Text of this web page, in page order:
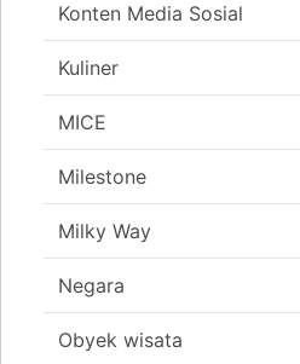
Konten Media Sosial
Kuliner
MICE
Milestone
Milky Way
Negara
Obyek wisata